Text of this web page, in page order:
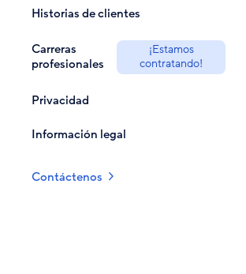
Historias de clientes
Carreras
profesionales
¡Estamos
contratando!
Privacidad
Información legal
Contáctenos